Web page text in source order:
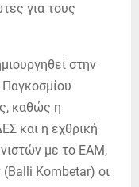
για τους
στην
Παγκοσμίου
καθώς η
και η εχθρική
με το ΕΑΜ,
Kombetar) οι